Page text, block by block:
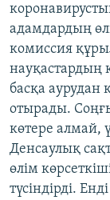
адамдардың
комиссия
науқастардың
басқа аурудан
отырады.
көтере алмай,
Денсаулық
өлім
түсіндірді.